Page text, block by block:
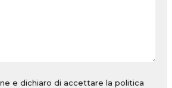
e dichiaro di accettare la politica